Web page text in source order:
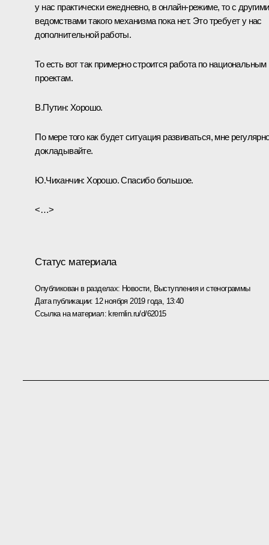
у нас практически ежедневно, в онлайн‑режиме, то с другими
ведомствами такого механизма пока нет. Это требует у нас
дополнительной работы.
То есть вот так примерно строится работа по национальным
проектам.
В.Путин: Хорошо.
По мере того как будет ситуация развиваться, мне
докладывайте.
Ю.Чиханчин: Хорошо. Спасибо большое.
<…>
Статус материала
Опубликован в разделах: Новости, Выступления и стенограммы
Дата публикации: 12 ноября 2019 года, 13:40
Ссылка на материал: kremlin.ru/d/62015